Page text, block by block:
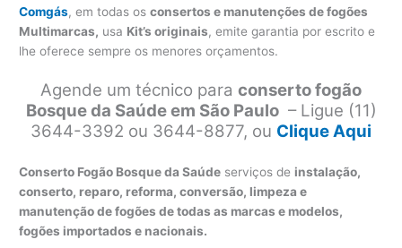
Comgás, em todas osconsertos e manutenções de fogões
Multimarcas, usa Kit’s originais, emite garantia por escrito e
lhe oferece sempre os menores orçamentos.
Agende um técnico para conserto fogão
Bosque da Saúde em São Paulo– Ligue (11)
3644-3392 ou 3644-8877, ou Clique Aqui
Conserto Fogão Bosque da Saúde serviços de instalação,
conserto, reparo, reforma, conversão, limpeza e
manutenção de fogões de todas as marcas e modelos,
fogões importados e nacionais.